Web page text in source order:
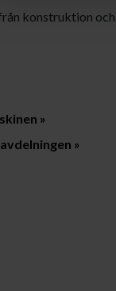
konstruktion
»
»